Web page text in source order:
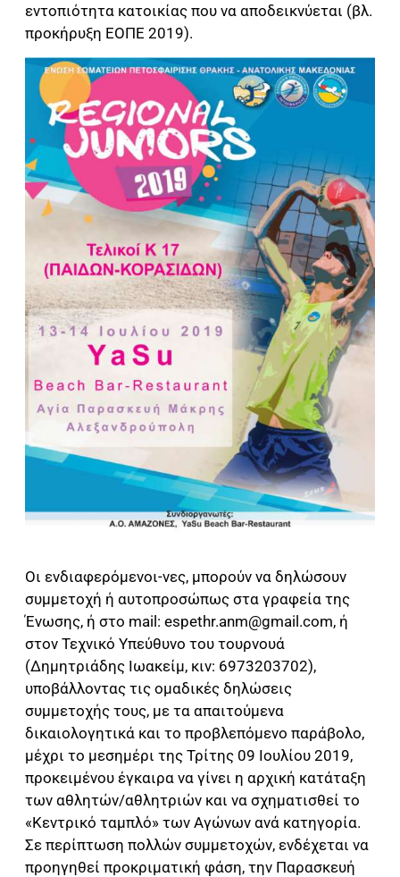
εντοπιότητα κατοικίας που να αποδεικνύεται (βλ.
προκήρυξη ΕΟΠΕ 2019).
Οι ενδιαφερόμενοι-νες, μπορούν να δηλώσουν
συμμετοχή ή αυτοπροσώπως στα γραφεία της
Ένωσης, ή στο mail: espethr.anm@gmail.com, ή
στον Τεχνικό Υπεύθυνο του τουρνουά
(Δημητριάδης Ιωακείμ, κιν: 6973203702),
υποβάλλοντας τις ομαδικές δηλώσεις
συμμετοχής τους, με τα απαιτούμενα
δικαιολογητικά και το προβλεπόμενο παράβολο,
μέχρι το μεσημέρι της Τρίτης 09 Ιουλίου 2019,
προκειμένου έγκαιρα να γίνει η αρχική κατάταξη
των αθλητών/αθλητριών και να σχηματισθεί το
«Κεντρικό ταμπλό» των Αγώνων ανά κατηγορία.
Σε περίπτωση πολλών συμμετοχών, ενδέχεται να
προηγηθεί προκριματική φάση, την Παρασκευή